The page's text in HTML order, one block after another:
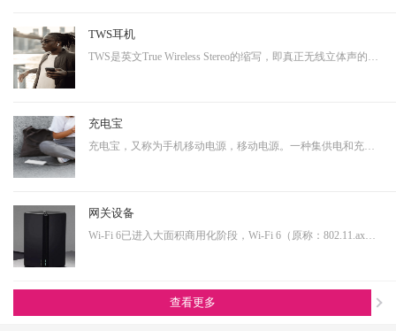
TWS耳机
TWS是英文True Wireless Stereo的缩写，即真正无线立体声的意思，TWS技术同样也是基于蓝牙芯片技术的发展。按其工作原理来说是指手机通过连接主耳机，再由主耳机通过无线方式快速连接副耳机，实现真正的蓝牙左右声道无线分离使用。不连接从音箱时，主音箱回到单声道音质。…
充电宝
充电宝，又称为手机移动电源，移动电源。一种集供电和充电功能于一体的便携式充电器，可以给手机等数码设备随时随地充电或待机供电。随着移动产品的大量普及，以及移动设备的功能多样化，其用电需求也是越来越大，随身携带一个充电宝变为了常态，同时共享充电宝这个行业也…
网关设备
Wi-Fi 6已进入大面积商用化阶段，Wi-Fi 6（原称：802.11.ax）即第六代无线网络技术，提升更高的带宽，降低延时，连接用户数量提升明显。从IoT大布局的角度看，Wi-Fi 6在其中扮演着尤为重要的角色，也是高端技术的产物，内部有非常多的电源转换单元，亦需要搭配大电流功率…
查看更多